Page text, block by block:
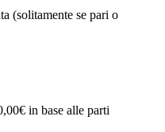
(solitamente se pari o
in base alle parti